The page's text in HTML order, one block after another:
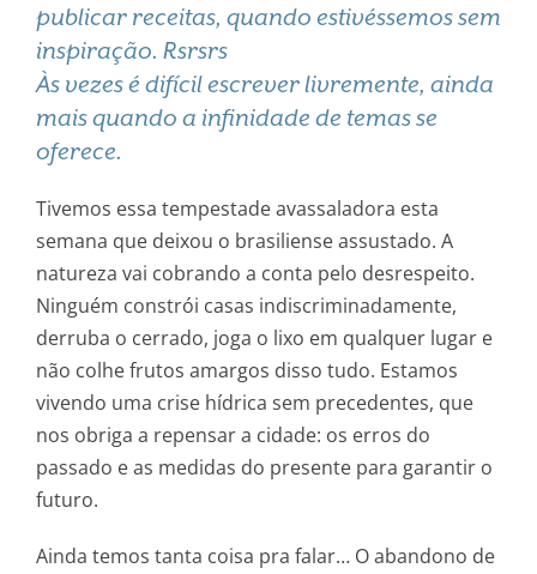
publicar receitas, quando estivéssemos sem
inspiração. Rsrsrs
Às vezes é difícil escrever livremente, ainda
mais quando a infinidade de temas se
oferece.
Tivemos essa tempestade avassaladora esta
semana que deixou o brasiliense assustado. A
natureza vai cobrando a conta pelo desrespeito.
Ninguém constrói casas indiscriminadamente,
derruba o cerrado, joga o lixo em qualquer lugar e
não colhe frutos amargos disso tudo. Estamos
vivendo uma crise hídrica sem precedentes, que
nos obriga a repensar a cidade: os erros do
passado e as medidas do presente para garantir o
futuro.
Ainda temos tanta coisa pra falar… O abandono de